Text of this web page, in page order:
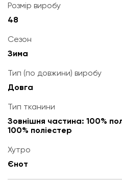
Розмір виробу
48
Сезон
Зима
Тип (по довжини) виробу
Довга
Тип тканини
Зовнішня частина: 100%
100% поліестер
Хутро
Єнот